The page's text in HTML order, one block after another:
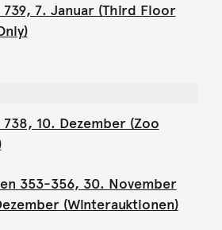
7. Januar (Third Floor
10. Dezember (Zoo
353-356, 30. November
(Winterauktionen)